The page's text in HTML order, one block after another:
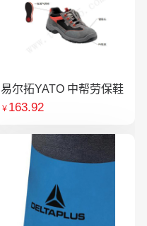
易尔拓YATO 中帮劳保鞋
￥ 163.92